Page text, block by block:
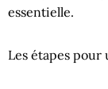
essentielle.
Les étapes